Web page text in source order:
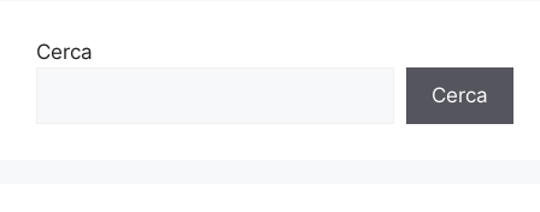
Cerca
Cerca